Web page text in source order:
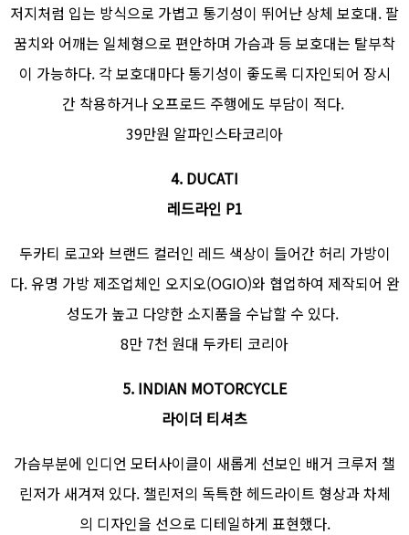
저지처럼 입는 방식으로 가볍고 통기성이 뛰어난 상체 보호대. 팔
꿈치와 어깨는 일체형으로 편안하며 가슴과 등 보호대는 탈부착
이 가능하다. 각 보호대마다 통기성이 좋도록 디자인되어 장시
간 착용하거나 오프로드 주행에도 부담이 적다.
39만원 알파인스타코리아
4. DUCATI
레드라인 P1
두카티 로고와 브랜드 컬러인 레드 색상이 들어간 허리 가방이
다. 유명 가방 제조업체인 오지오(OGIO)와 협업하여 제작되어 완
성도가 높고 다양한 소지품을 수납할 수 있다.
8만 7천 원대 두카티 코리아
5. INDIAN MOTORCYCLE
라이더 티셔츠
가슴부분에 인디언 모터사이클이 새롭게 선보인 배거 크루저 챌
린저가 새겨져 있다. 챌린저의 독특한 헤드라이트 형상과 차체
의 디자인을 선으로 디테일하게 표현했다.